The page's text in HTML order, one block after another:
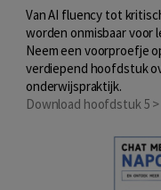
Van AI fluency tot
worden onmisbaar voor
Neem een voorproefje
verdiepend hoofdstuk
onderwijspraktijk.
Download hoofdstuk 5 >